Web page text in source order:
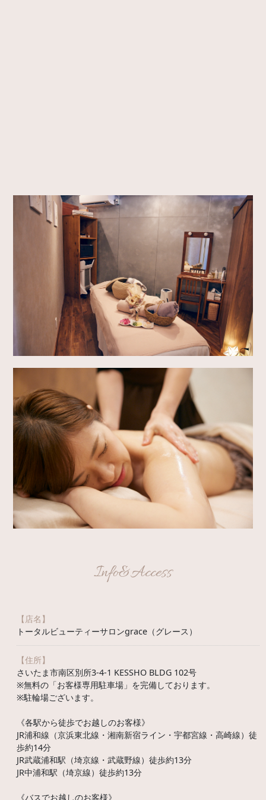
Info&Access
【店名】
トータルビューティーサロンgrace（グレース）
【住所】
さいたま市南区別所3-4-1 KESSHO BLDG 102号
※無料の「お客様専用駐車場」を完備しております。
※駐輪場ございます。
《各駅から徒歩でお越しのお客様》
JR浦和線（京浜東北線・湘南新宿ライン・宇都宮線・高崎線）徒
歩約14分
JR武蔵浦和駅（埼京線・武蔵野線）徒歩約13分
JR中浦和駅（埼京線）徒歩約13分
《バスでお越しのお客様》